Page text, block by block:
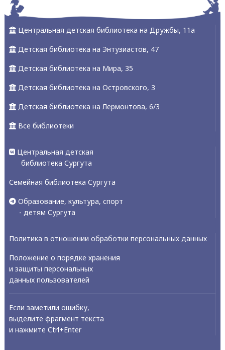
Центральная детская библиотека на Дружбы, 11а
Детская библиотека на Энтузиастов, 47
Детская библиотека на Мира, 35
Детская библиотека на Островского, 3
Детская библиотека на Лермонтова, 6/3
Все библиотеки
Центральная детская
библиотека Сургута
Семейная библиотека Сургута
Образование, культура, спорт
- детям Сургута
Политика в отношении обработки персональных данных
Положение о порядке хранения
и защиты персональных
данных пользователей
Если заметили ошибку,
выделите фрагмент текста
и нажмите Ctrl+Enter